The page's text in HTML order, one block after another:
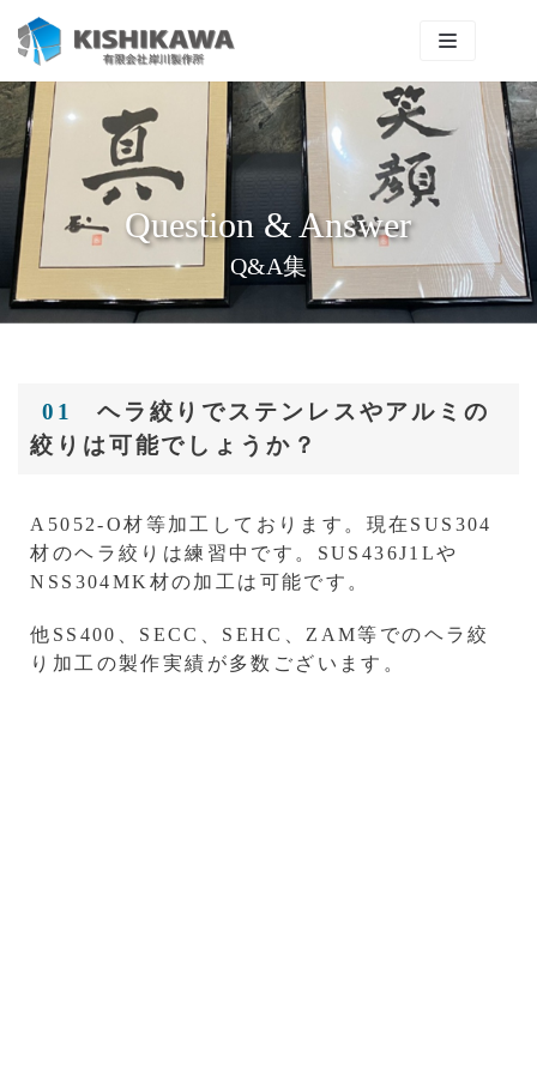
Question & Answer
Q&A集
コ
ン
テ
ン
ツ
に
ス
キ
プ
01
ヘラ絞りでステンレスやアルミの
絞りは可能でしょうか？
A5052-O材等加工しております。現在SUS304
材のヘラ絞りは練習中です。SUS436J1Lや
NSS304MK材の加工は可能です。
他SS400、SECC、SEHC、ZAM等でのヘラ絞
り加工の製作実績が多数ございます。